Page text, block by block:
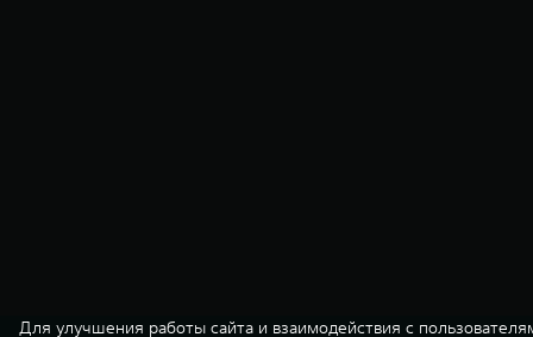
Для улучшения работы сайта и взаимодействия с